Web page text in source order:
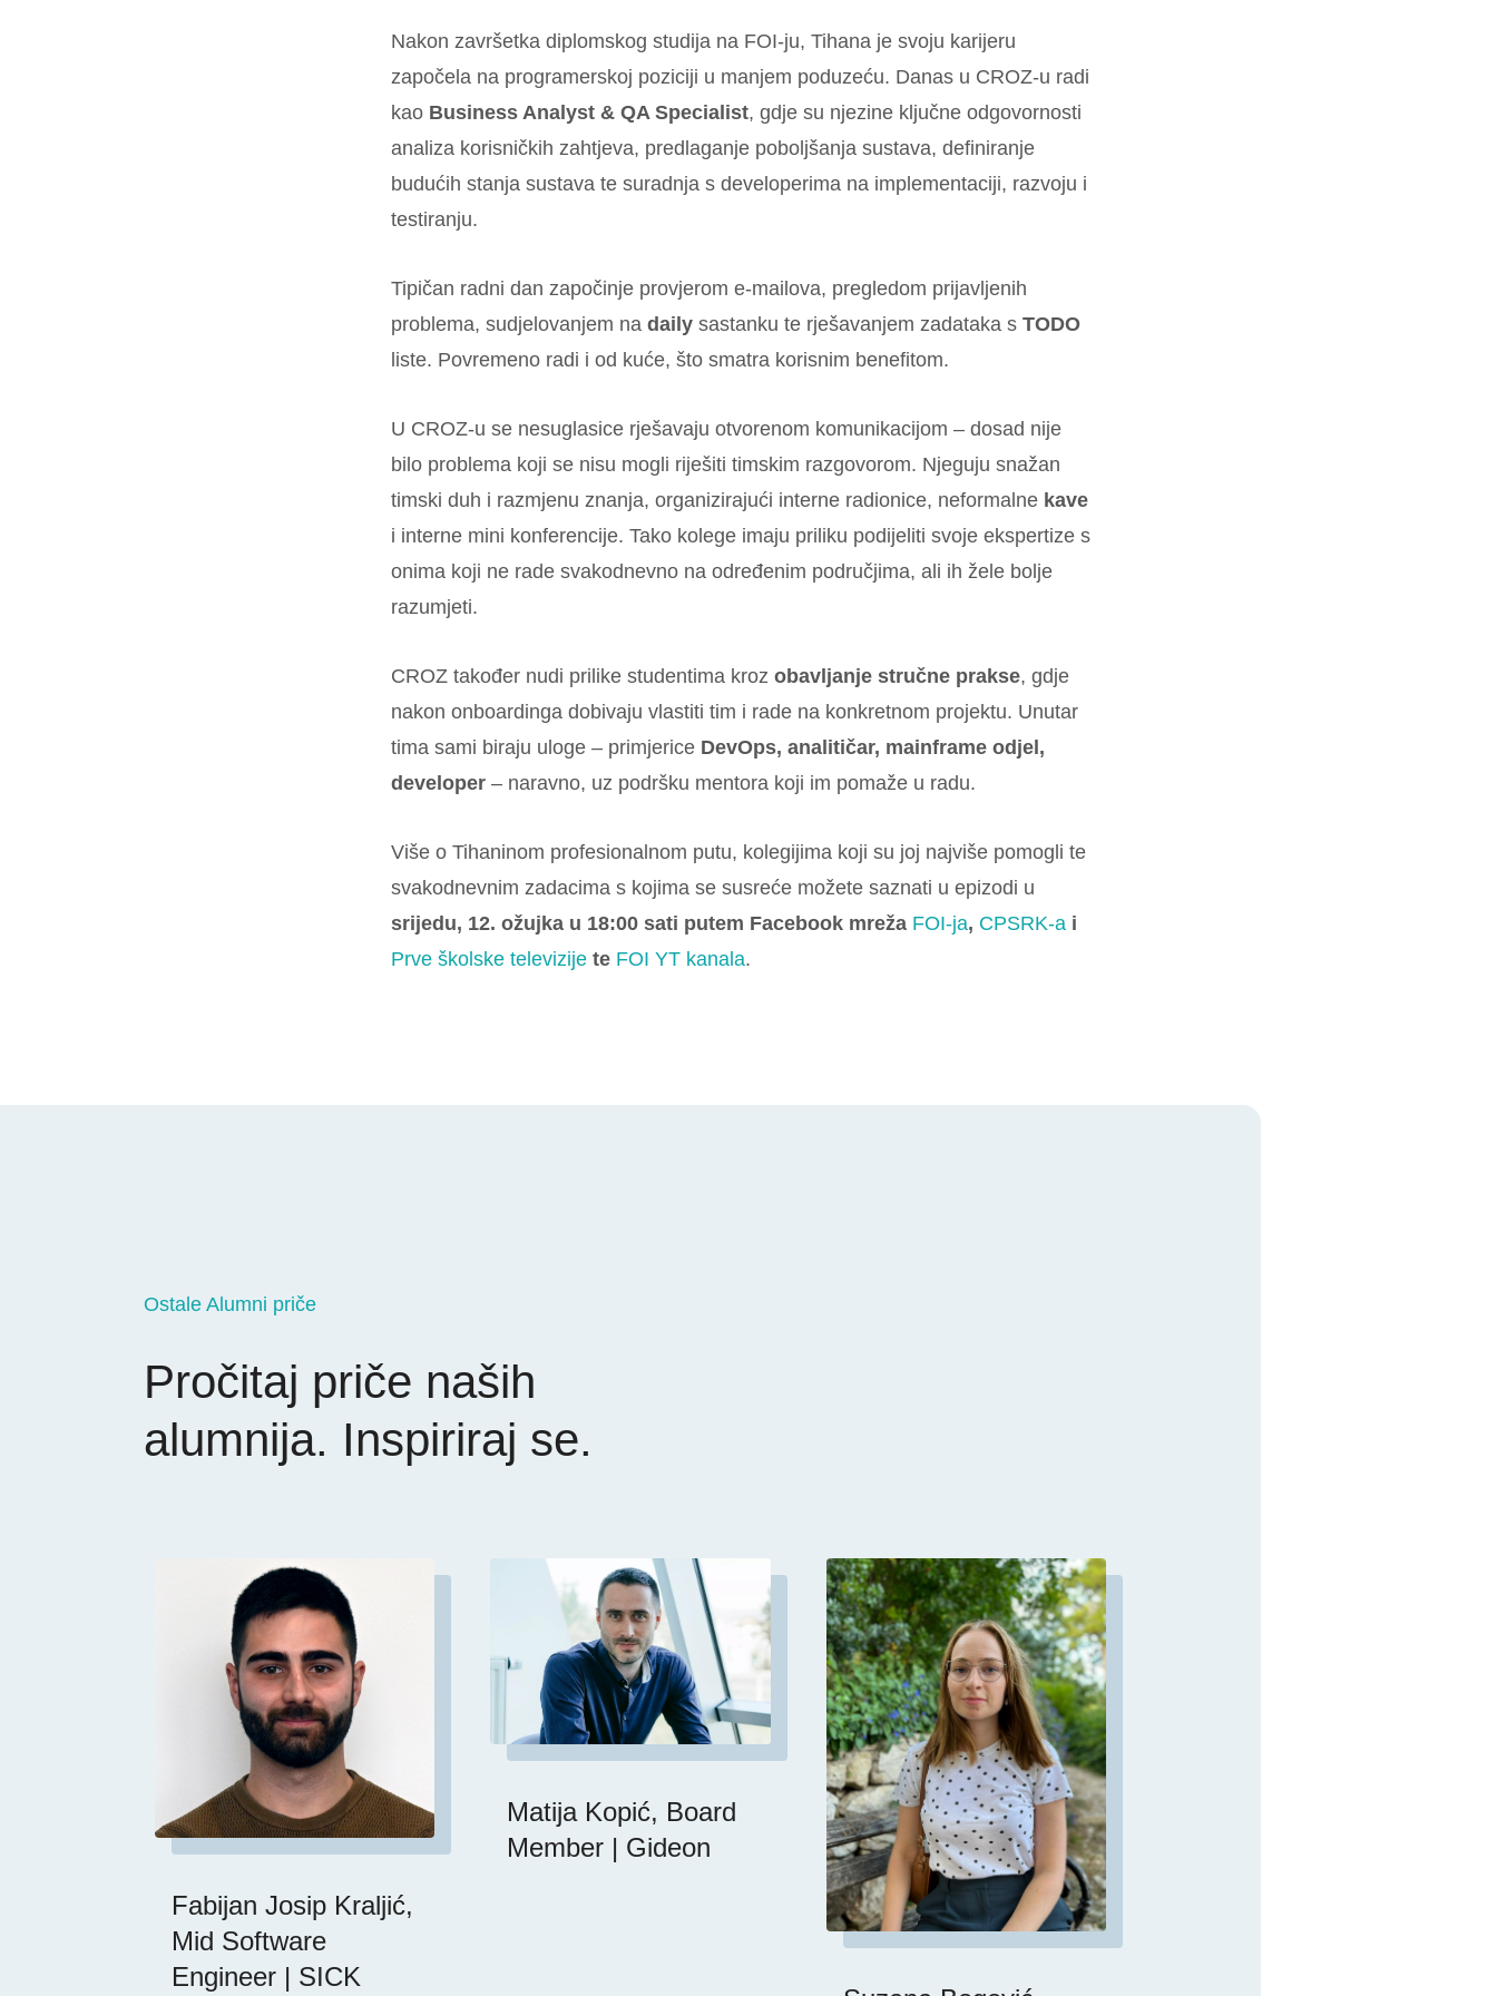
Nakon završetka diplomskog studija na FOI-ju, Tihana je svoju karijeru
započela na programerskoj poziciji u manjem poduzeću. Danas u CROZ-u radi
kao Business Analyst & QA Specialist, gdje su njezine ključne odgovornosti
analiza korisničkih zahtjeva, predlaganje poboljšanja sustava, definiranje
budućih stanja sustava te suradnja s developerima na implementaciji, razvoju i
testiranju.
Tipičan radni dan započinje provjerom e-mailova, pregledom prijavljenih
problema, sudjelovanjem na daily sastanku te rješavanjem zadataka s TODO
liste. Povremeno radi i od kuće, što smatra korisnim benefitom.
U CROZ-u se nesuglasice rješavaju otvorenom komunikacijom – dosad nije
bilo problema koji se nisu mogli riješiti timskim razgovorom. Njeguju snažan
timski duh i razmjenu znanja, organizirajući interne radionice, neformalne kave
i interne mini konferencije. Tako kolege imaju priliku podijeliti svoje ekspertize s
onima koji ne rade svakodnevno na određenim područjima, ali ih žele bolje
razumjeti.
CROZ također nudi prilike studentima kroz obavljanje stručne prakse, gdje
nakon onboardinga dobivaju vlastiti tim i rade na konkretnom projektu. Unutar
tima sami biraju uloge – primjerice DevOps, analitičar, mainframe odjel,
developer – naravno, uz podršku mentora koji im pomaže u radu.
Više o Tihaninom profesionalnom putu, kolegijima koji su joj najviše pomogli te
svakodnevnim zadacima s kojima se susreće možete saznati u epizodi u
srijedu, 12. ožujka u 18:00 sati putem Facebook mreža FOI-ja, CPSRK-a i
Prve školske televizije te FOI YT kanala.
Ostale Alumni priče
Pročitaj priče naših
alumnija. Inspiriraj se.
Fabijan Josip Kraljić,
Mid Software
Engineer | SICK
Matija Kopić, Board
Member | Gideon